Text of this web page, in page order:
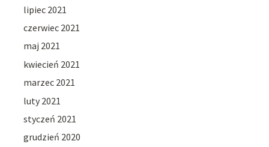
lipiec 2021
czerwiec 2021
maj 2021
kwiecień 2021
marzec 2021
luty 2021
styczeń 2021
grudzień 2020